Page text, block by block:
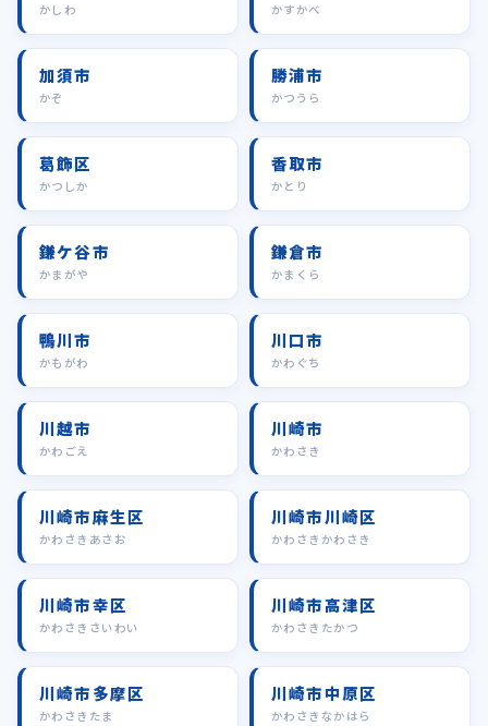
かしわ かすかべ
加須市
かぞ
勝浦市
かつうら
葛飾区
かつしか
香取市
かとり
鎌ケ谷市
かまがや
鎌倉市
かまくら
鴨川市
かもがわ
川口市
かわぐち
川越市
かわごえ
川崎市
かわさき
川崎市麻生区
かわさきあさお
川崎市川崎区
かわさきかわさき
川崎市幸区
かわさきさいわい
川崎市高津区
かわさきたかつ
川崎市多摩区
かわさきたま
川崎市中原区
かわさきなかはら